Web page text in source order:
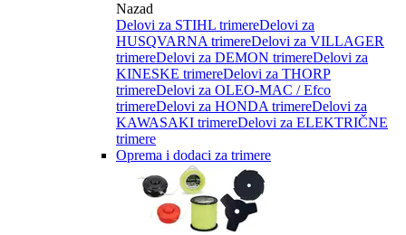
Nazad
Delovi za STIHL trimereDelovi za
HUSQVARNA trimereDelovi za VILLAGER
trimereDelovi za DEMON trimereDelovi za
KINESKE trimereDelovi za THORP
trimereDelovi za OLEO-MAC / Efco
trimereDelovi za HONDA trimereDelovi za
KAWASAKI trimereDelovi za ELEKTRIČNE
trimere
Oprema i dodaci za trimere